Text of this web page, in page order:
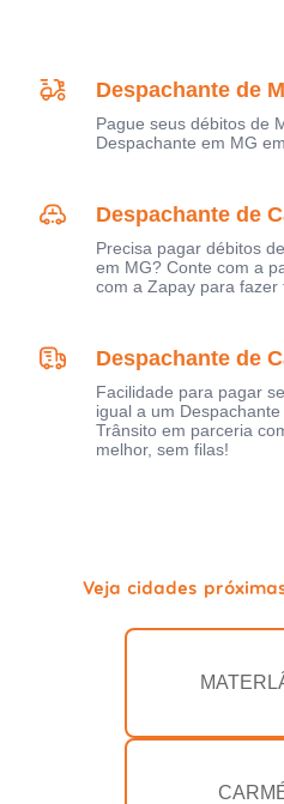
Despachante de
Pague seus débitos de
Despachante em MG
Despachante de
Precisa pagar débitos
em MG? Conte com a
com a Zapay para fazer
Despachante de
Facilidade para pagar
igual a um
Trânsito em parceria
melhor, sem filas!
Veja cidades